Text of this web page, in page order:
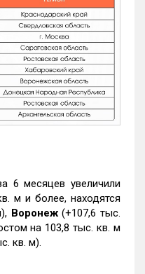
6 месяцев увеличили
м и более, находятся
Воронеж(+107,6 тыс.
на 103,8 тыс. кв. м
кв. м).